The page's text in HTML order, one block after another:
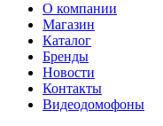
О компании
Магазин
Каталог
Бренды
Новости
Контакты
Видеодомофоны